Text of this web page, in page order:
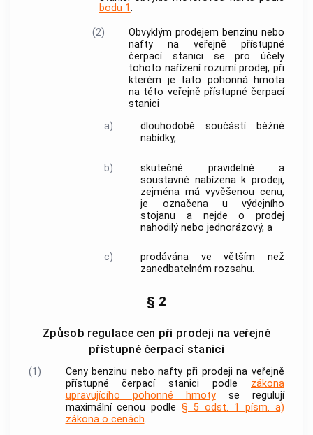
bodu 1.
(2)
Obvyklým prodejem benzinu nebo
nafty na veřejně přístupné
čerpací stanici se pro účely
tohoto nařízení rozumí prodej, při
kterém je tato pohonná hmota
na této veřejně přístupné čerpací
stanici
a)
dlouhodobě součástí běžné
nabídky,
b)
skutečně pravidelně a
soustavně nabízena k prodeji,
zejména má vyvěšenou cenu,
je označena u výdejního
stojanu a nejde o prodej
nahodilý nebo jednorázový, a
c)
prodávána ve větším než
zanedbatelném rozsahu.
§ 2
Způsob regulace cen při prodeji na veřejně
přístupné čerpací stanici
(1)
Ceny benzinu nebo nafty při prodeji na veřejně
přístupné čerpací stanici podle zákona
upravujícího pohonné hmotyse regulují
maximální cenou podle§ 5 odst. 1 písm. a)
zákona o cenách.